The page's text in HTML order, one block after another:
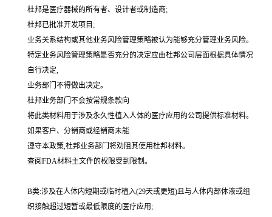
杜邦是医疗器械的所有者、设计者或制造商;
杜邦已批准开发项目;
业务关系结构或其他业务风险管理策略被认为能够充分管理业务风险。
特定业务风险管理策略是否充分的决定应由杜邦公司层面根据具体情况
自行决定,
业务部门不得做出决定。
杜邦业务部门不会按常规条款向
将此类材料用于涉及永久性植入人体的医疗应用的公司提供标准材料。
如果客户、分销商或经销商未能
遵守本政策,杜邦业务部门将劝阻其使用杜邦材料。
查阅FDA材料主文件的权限受到限制。
B类:涉及在人体内短期或临时植入(29天或更短)且与人体内部体液或组
织接触超过短暂或最低限度的医疗应用;